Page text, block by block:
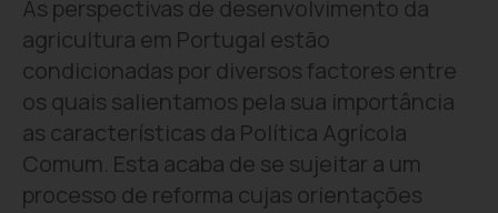
As perspectivas de desenvolvimento da
agricultura em Portugal estão
condicionadas por diversos factores entre
os quais salientamos pela sua importância
as características da Política Agrícola
Comum. Esta acaba de se sujeitar a um
processo de reforma cujas orientações